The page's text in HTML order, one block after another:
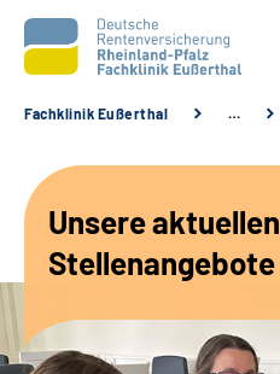
Unsere Angebote
Karriere
Fachklinik Eußerthal …
Unsere aktuellen
Stellenangebote